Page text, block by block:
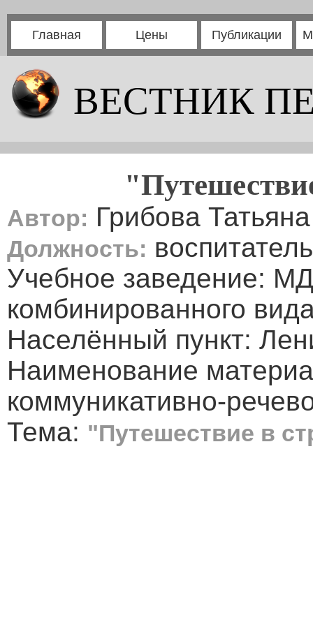
Главная Цены Публикации
ВЕСТНИК
Автор: Грибова
Должность: воспитатель
Учебное заведение:
комбинированного
Населённый пункт:
Наименование
коммуникативно-
Тема: "Путешествие в